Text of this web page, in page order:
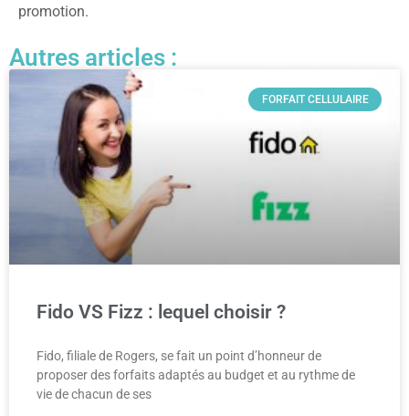
promotion.
Autres articles :
FORFAIT CELLULAIRE
Fido VS Fizz : lequel choisir ?
Fido, filiale de Rogers, se fait un point d’honneur de
proposer des forfaits adaptés au budget et au rythme de
vie de chacun de ses